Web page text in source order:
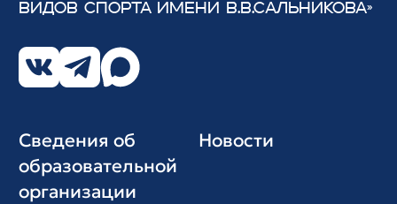
ВИДОВ СПОРТА ИМЕНИ В.В.САЛЬНИКОВА»
Сведения об
образовательной
организации
Новости